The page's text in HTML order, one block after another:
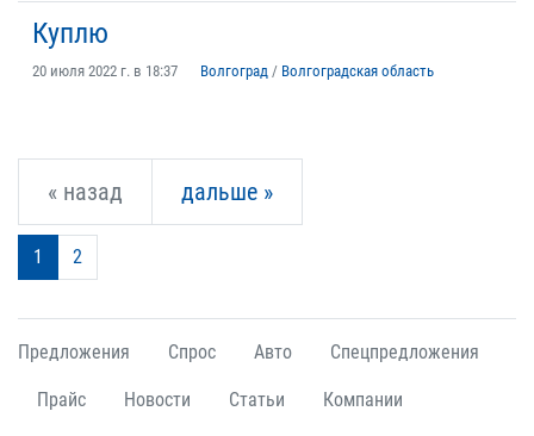
Куплю
20 июля 2022 г. в 18:37 Волгоград / Волгоградская область
« назад дальше »
1 2
Предложения Спрос Авто Спецпредложения
Прайс Новости Статьи Компании